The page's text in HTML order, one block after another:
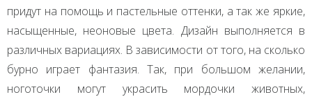
придут на помощь и пастельные оттенки, а так же яркие,
насыщенные, неоновые цвета. Дизайн выполняется в
различных вариациях. В зависимости от того, на сколько
бурно играет фантазия. Так, при большом желании,
ноготочки могут украсить мордочки животных,